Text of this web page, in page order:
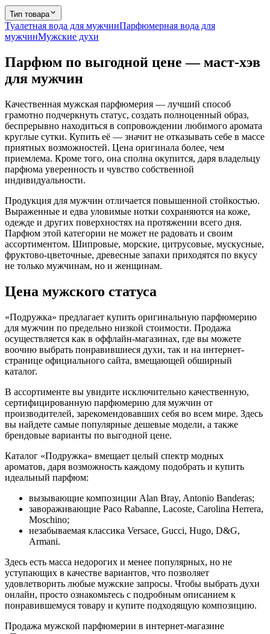
Тип товара
Туалетная вода для мужчинПарфюмерная вода для
мужчинМужские духи
Парфюм по выгодной цене — маст-хэв
для мужчин
Качественная мужская парфюмерия — лучший способ
грамотно подчеркнуть статус, создать полноценный образ,
беспрерывно находиться в сопровождении любимого аромата
круглые сутки. Купить её — значит не отказывать себе в массе
приятных возможностей. Цена оригинала более, чем
приемлема. Кроме того, она сполна окупится, даря владельцу
парфюма уверенность и чувство собственной
индивидуальности.
Продукция для мужчин отличается повышенной стойкостью.
Выраженные и едва уловимые нотки сохраняются на коже,
одежде и других поверхностях на протяжении всего дня.
Парфюм этой категории не может не радовать и своим
ассортиментом. Шипровые, морские, цитрусовые, мускусные,
фруктово-цветочные, древесные запахи приходятся по вкусу
не только мужчинам, но и женщинам.
Цена мужского статуса
«Подружка» предлагает купить оригинальную парфюмерию
для мужчин по предельно низкой стоимости. Продажа
осуществляется как в оффлайн-магазинах, где вы можете
воочию выбрать понравившиеся духи, так и на интернет-
странице официального сайта, вмещающей обширный
каталог.
В ассортименте вы увидите исключительно качественную,
сертифицированную парфюмерию для мужчин от
производителей, зарекомендовавших себя во всем мире. Здесь
вы найдете самые популярные дешевые модели, а также
брендовые варианты по выгодной цене.
Каталог «Подружка» вмещает целый спектр модных
ароматов, даря возможность каждому подобрать и купить
идеальный парфюм:
вызывающие композиции Alan Bray, Antonio Banderas;
завораживающие Paco Rabanne, Lacoste, Carolina Herrera,
Moschino;
незабываемая классика Versace, Gucci, Hugo, D&G,
Armani.
Здесь есть масса недорогих и менее популярных, но не
уступающих в качестве вариантов, что позволяет
удовлетворить любые мужские запросы. Чтобы выбрать духи
онлайн, просто ознакомьтесь с подробным описанием к
понравившемуся товару и купите подходящую композицию.
Продажа мужской парфюмерии в интернет-магазине